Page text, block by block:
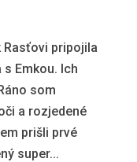
Rasťovi pripojila
Emkou. Ich
som
a rozjedené
prišli prvé
super...